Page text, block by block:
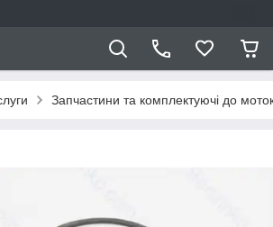
Запчастини та комплектуючі до